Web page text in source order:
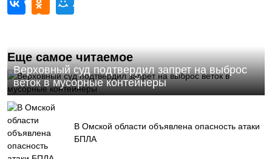
Еще самое читаемое
Верховный суд подтвердил запрет на выброс
веток в мусорные контейнеры
В Омской области объявлена опасность атаки
БПЛА